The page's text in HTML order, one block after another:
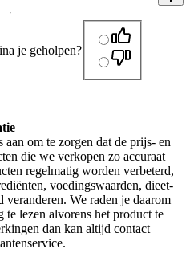
je geholpen?
om te zorgen dat de prijs- en
die we verkopen zo accuraat
regelmatig worden verbeterd,
voedingswaarden, dieet-
We raden je daarom
te lezen alvorens het product te
dan kan altijd contact